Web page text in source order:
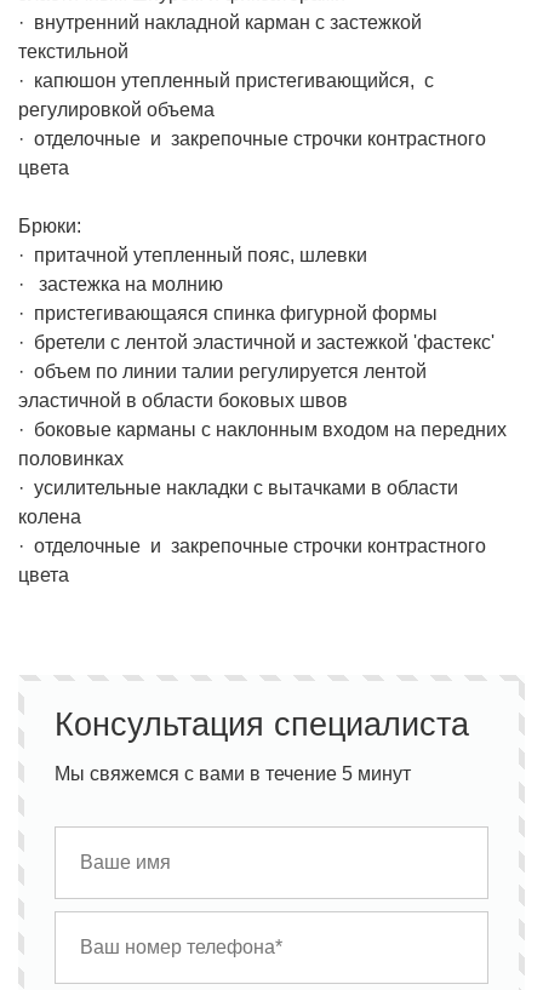
· внутренний накладной карман с застежкой
текстильной
· капюшон утепленный пристегивающийся, с
регулировкой объема
· отделочные и закрепочные строчки контрастного
цвета
Брюки:
· притачной утепленный пояс, шлевки
· застежка на молнию
· пристегивающаяся спинка фигурной формы
· бретели с лентой эластичной и застежкой 'фастекс'
· объем по линии талии регулируется лентой
эластичной в области боковых швов
· боковые карманы с наклонным входом на передних
половинках
· усилительные накладки с вытачками в области
колена
· отделочные и закрепочные строчки контрастного
цвета
Консультация специалиста
Мы свяжемся с вами в течение 5 минут